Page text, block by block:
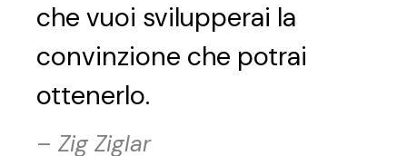
che vuoi svilupperai la
convinzione che potrai
ottenerlo.
– Zig Ziglar